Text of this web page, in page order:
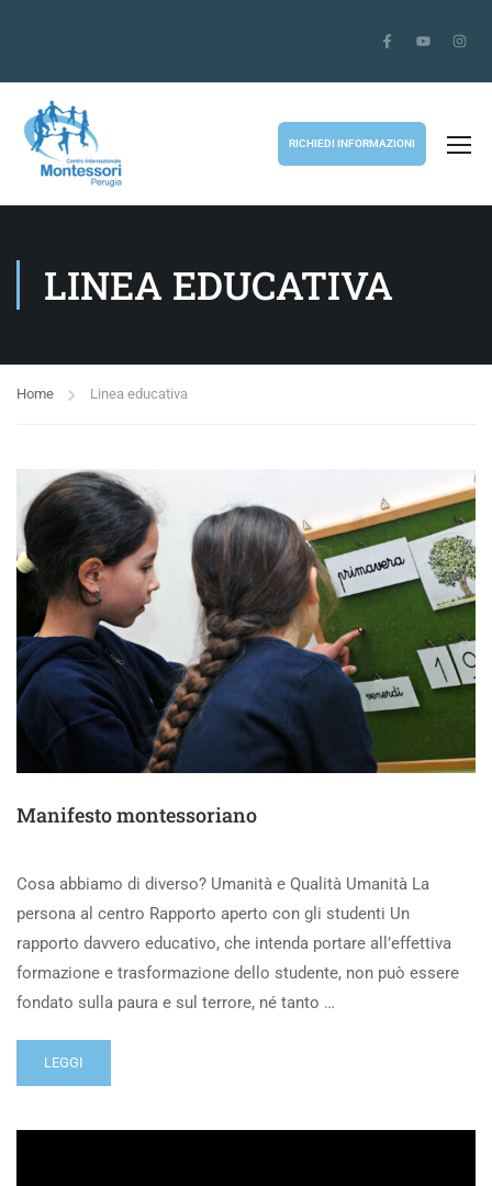
RICHIEDI INFORMAZIONI
LINEA EDUCATIVA
Home Linea educativa
Manifesto montessoriano
Cosa abbiamo di diverso? Umanità e Qualità Umanità La
persona al centro Rapporto aperto con gli studenti Un
rapporto davvero educativo, che intenda portare all’effettiva
formazione e trasformazione dello studente, non può essere
fondato sulla paura e sul terrore, né tanto …
LEGGI